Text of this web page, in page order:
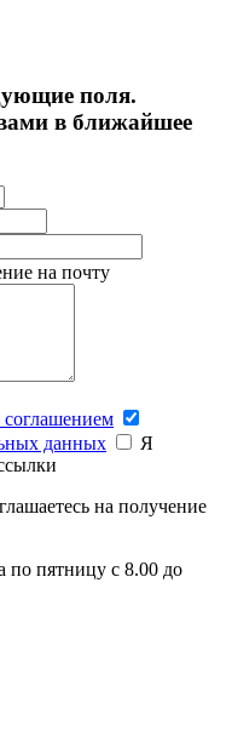
поля.
в ближайшее
на почту
соглашением
данных
Я
на получение
по пятницу с 8.00 до